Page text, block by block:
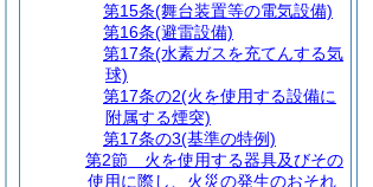
第15条(舞台装置等の電気設備)
第16条(避雷設備)
第17条(水素ガスを充てんする気
球)
第17条の2(火を使用する設備に
附属する煙突)
第17条の3(基準の特例)
第2節
火を使用する器具及びその
使用に際し、火災の発生のおそれ